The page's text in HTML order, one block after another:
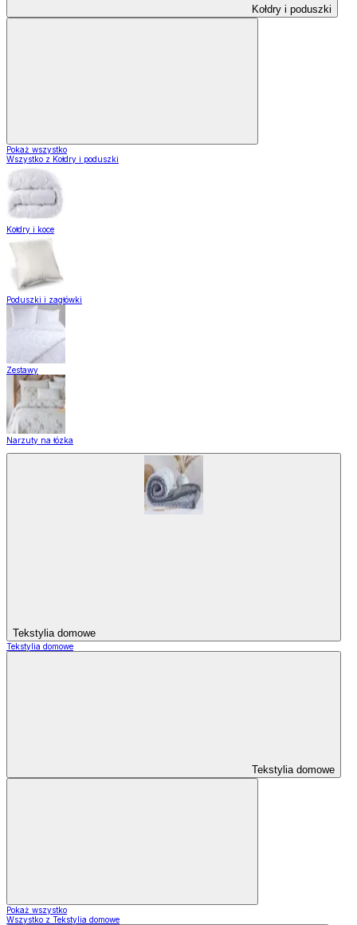
Kołdry i poduszki
Pokaż wszystko
Wszystko z Kołdry i poduszki
Kołdry i koce
Poduszki i zagłówki
Zestawy
Narzuty na łózka
Tekstylia domowe
Tekstylia domowe
Tekstylia domowe
Pokaż wszystko
Wszystko z Tekstylia domowe